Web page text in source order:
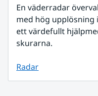
En väderradar
med hög upplösning
ett värdefullt
skurarna.
Radar